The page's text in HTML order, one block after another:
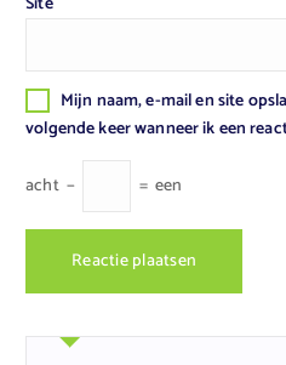
Mijn naam, e-mail en site
volgende keer wanneer ik een
acht − = een